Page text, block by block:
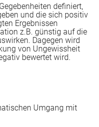
definiert,
und die sich positiv
Ergebnissen
z.B. günstig auf die
Dagegen wird
von Ungewissheit
bewertet wird.
Umgang mit